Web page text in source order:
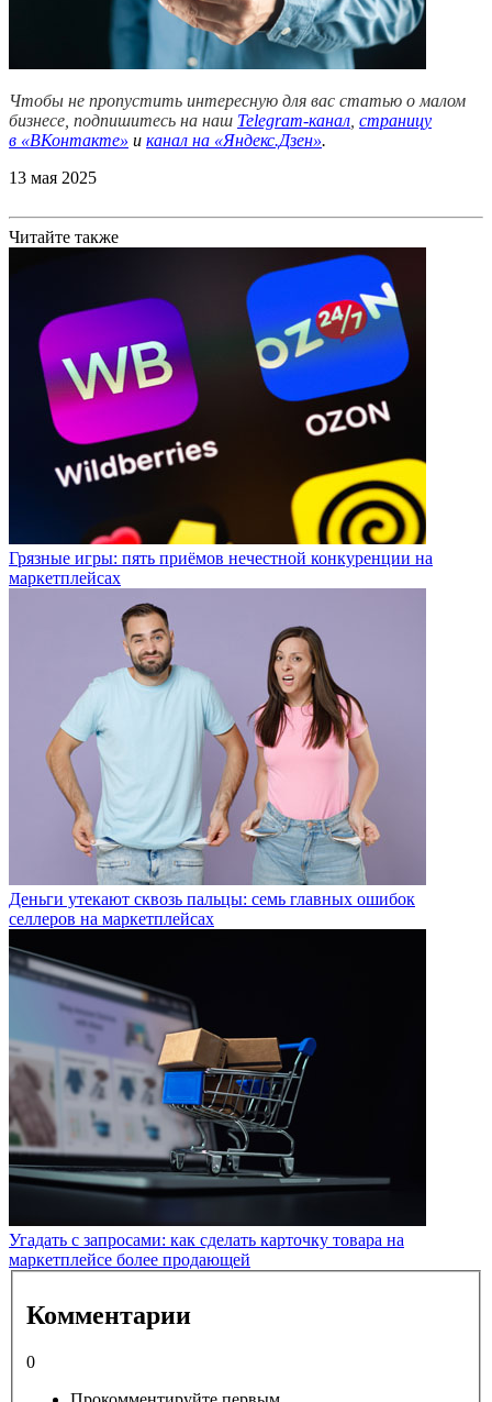
Чтобы не пропустить интересную для вас статью о малом
бизнесе, подпишитесь на наш Telegram-канал страницу
в «ВКонтакте» и канал на «Яндекс.Дзен».
13 мая 2025
Читайте также
Грязные игры: пять приёмов нечестной конкуренции на
маркетплейсах
Деньги утекают сквозь пальцы: семь главных ошибок
селлеров на маркетплейсах
Угадать с запросами: как сделать карточку товара на
маркетплейсе более продающей
Комментарии
0